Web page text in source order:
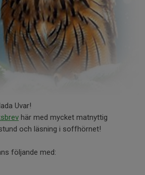
Uvar!
här med mycket matnyttig
och läsning i soffhörnet!
följande med: